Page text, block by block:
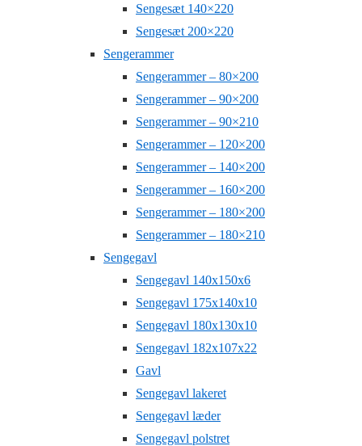
Sengesæt 140×220
Sengesæt 200×220
Sengerammer
Sengerammer – 80×200
Sengerammer – 90×200
Sengerammer – 90×210
Sengerammer – 120×200
Sengerammer – 140×200
Sengerammer – 160×200
Sengerammer – 180×200
Sengerammer – 180×210
Sengegavl
Sengegavl 140x150x6
Sengegavl 175x140x10
Sengegavl 180x130x10
Sengegavl 182x107x22
Gavl
Sengegavl lakeret
Sengegavl læder
Sengegavl polstret